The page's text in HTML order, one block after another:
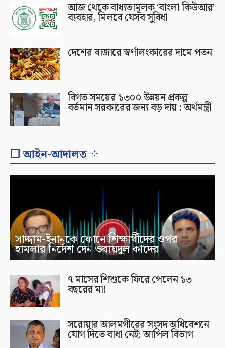
আজ থেকে বাধ্যতামূলক ‘বাংলা কিউআর’
ব্যবহার, মিলবে যেসব সুবিধা
দেশের বাজারে স্বর্ণালংকারের দামে পতন
বিগত সময়ের ১৩০০ উন্নয়ন প্রকল্প
বর্তমান সরকারের জন্য বড় দায় : অর্থমন্ত্রী
❐ আইন-আদালত ⁘
সাদ্দাম-ইনানকে ফোনে শিক্ষার্থীদের ওপর
হামলার নির্দেশ দেন ওবায়দুল কাদের
৭ মাসের শিশুকে ফিরে পেলেন ১৩
বছরের মা!
সরোয়ার আলমগীরের সংসদ অধিবেশনে
যোগ দিতে বাধা নেই: আপিল বিভাগ